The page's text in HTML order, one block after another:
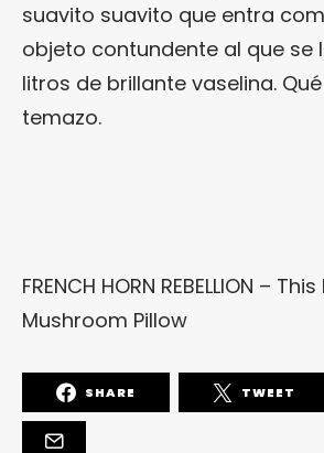
suavito suavito que entra
objeto contundente al que se
litros de brillante vaselina.
temazo.
FRENCH HORN REBELLION –
Mushroom Pillow
SHARE TWEET